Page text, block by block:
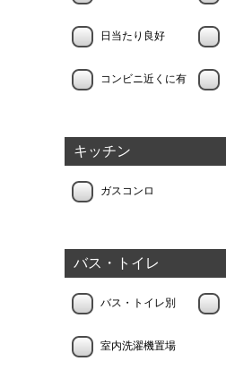
日当たり良好
コンビニ近くに有
キッチン
ガスコンロ
バス・トイレ
バス・トイレ別
室内洗濯機置場